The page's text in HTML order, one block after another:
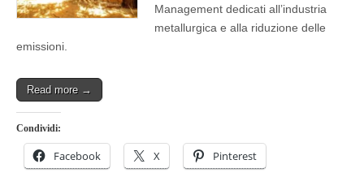
Management dedicati all’industria
metallurgica e alla riduzione delle
emissioni.
Read more →
Condividi:
Facebook X Pinterest